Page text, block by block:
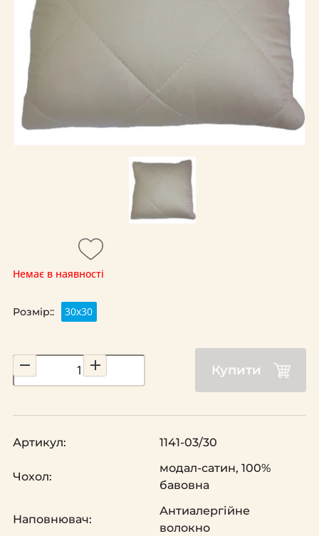
Немає в наявності
Розмір:: 30х30
Купити
Артикул: 1141-03/30
Чохол:
модал-сатин, 100%
бавовна
Наповнювач:
Антиалергійне
волокно